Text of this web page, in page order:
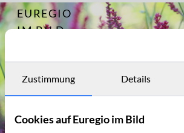
EUREGIO
IM BILD
Archiv
Kontakt
Archiv 15390
Zustimmung Details
Cookies auf Euregio im Bild